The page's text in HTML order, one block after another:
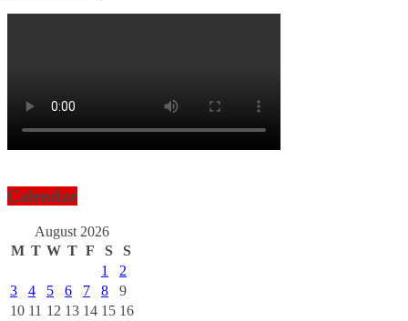
Calendar
August 2026
M T W T F S
S
1
2
3
4 5 6 7 8
9
10 11 12 13 14 15 16